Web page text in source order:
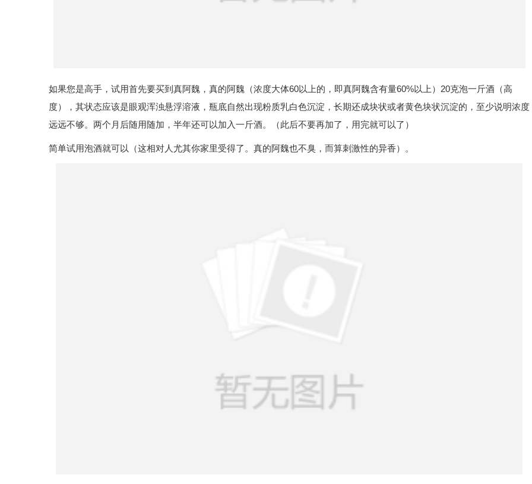
如果您是高手，试用首先要买到真阿魏，真的阿魏（浓度大体60以上的，即真阿魏含有量60%以上）20克泡一斤酒（高
度），其状态应该是眼观浑浊悬浮溶液，瓶底自然出现粉质乳白色沉淀，长期还成块状或者黄色块状沉淀的，至少说明浓度
远远不够。两个月后随用随加，半年还可以加入一斤酒。（此后不要再加了，用完就可以了）
简单试用泡酒就可以（这相对人尤其你家里受得了。真的阿魏也不臭，而算刺激性的异香）。